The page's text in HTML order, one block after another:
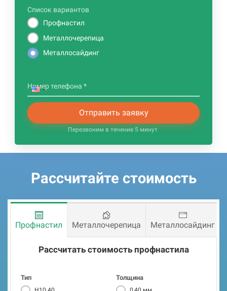
Список вариантов
Профнастил
Металлочерепица
Металлосайдинг
Номер телефона *
Отправить заявку
Перезвоним в течение 5 минут
Рассчитайте стоимость
Профнастил Металлочерепица Металлосайдинг
Рассчитать стоимость профнастила
Тип Толщина
Рассчитать стоимость металлочерепицы
Тип Толщина
Корабельная доска
0,50 мм